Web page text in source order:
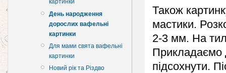
картинки
День народження
дорослих вафельні
картинки
Для мами свята вафельні
картинки
Новий рік та Різдво
Також
мастики.
2-3 мм. На
Прикладаємо
підсохнути.